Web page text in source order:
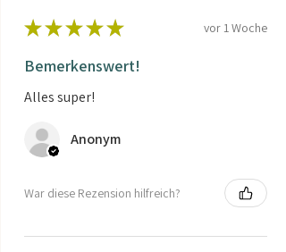
★ ★ ★ ★ ★ vor 1 Woche
Bemerkenswert!
Alles super!
Anonym
War diese Rezension hilfreich?